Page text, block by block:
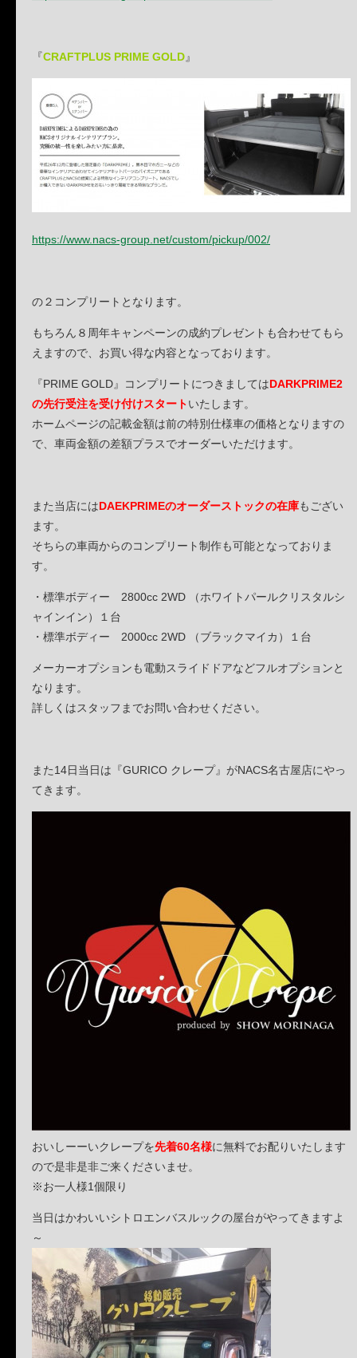
『CRAFTPLUS PRIME GOLD』
https://www.nacs-group.net/custom/pickup/002/
の２コンプリートとなります。
もちろん８周年キャンペーンの成約プレゼントも合わせてもら
えますので、お買い得な内容となっております。
『PRIME GOLD』コンプリートにつきましてはDARKPRIME2
の先行受注を受け付けスタートいたします。
ホームページの記載金額は前の特別仕様車の価格となりますの
で、車両金額の差額プラスでオーダーいただけます。
また当店にはDAEKPRIMEのオーダーストックの在庫もござい
ます。
そちらの車両からのコンプリート制作も可能となっておりま
す。
・標準ボディー 2800cc 2WD （ホワイトパールクリスタルシ
ャインイン）１台
・標準ボディー 2000cc 2WD （ブラックマイカ）１台
メーカーオプションも電動スライドドアなどフルオプションと
なります。
詳しくはスタッフまでお問い合わせください。
また14日当日は『GURICO クレープ』がNACS名古屋店にやっ
てきます。
おいしーーいクレープを先着60名様に無料でお配りいたします
ので是非是非ご来くださいませ。
※お一人様1個限り
当日はかわいいシトロエンバスルックの屋台がやってきますよ
～